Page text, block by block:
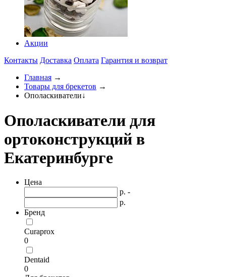
Акции
Контакты Доставка Оплата Гарантия и возврат
Главная →
Товары для брекетов →
Ополаскиватели↓
Ополаскиватели для
ортоконструкций в
Екатеринбурге
Цена
р. -
р.
Бренд
Curaprox
0
Dentaid
0